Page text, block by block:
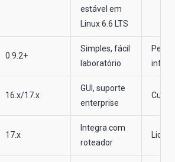
estável em
Linux 6.6 LTS
0.9.2+
Simples, fácil
laboratório
16.x/17.x
GUI, suporte
enterprise
17.x
Integra com
roteador